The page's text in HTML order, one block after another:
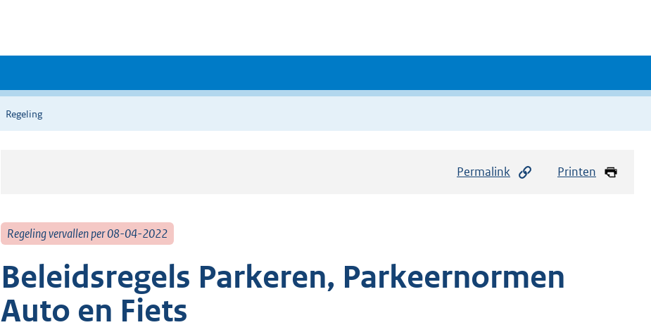
Regeling
Permalink Printen
Regeling vervallen per 08-04-2022
Beleidsregels Parkeren, Parkeernormen
Auto en Fiets